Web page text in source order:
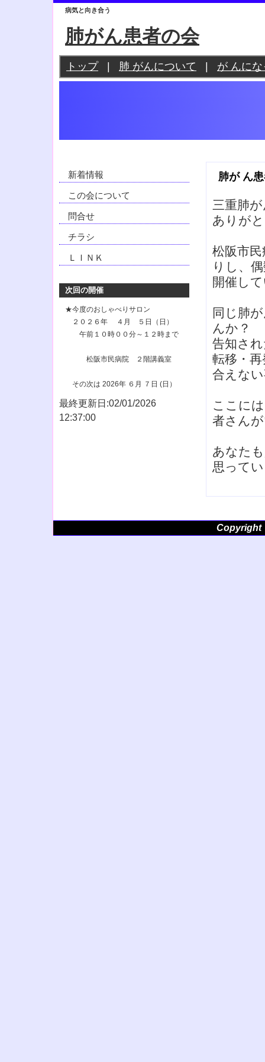
病気と向き合う
肺がん患者の会
トップ| 肺 がんについて | が んに
肺が ん
三重肺
ありが
松阪市
りし、
開催し
同じ肺
んか？
告知さ
転移・
合えな
ここに
者さん
あなた
思って
新着情報
この会について
問合せ
チラシ
ＬＩＮＫ
次回の開催
★今度のおしゃべりサロン
２０２６年 ４月 ５日（日）
午前１０時００分～１２時まで
松阪市民病院 ２階講義室
その次は 2026年 ６月 ７日 (日）
最終更新日:02/01/2026
12:37:00
Copyright